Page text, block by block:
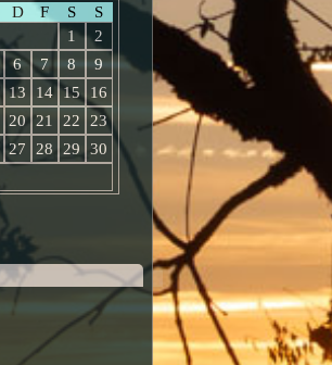
D F S
S
1
2
6 7 8
9
13 14 15
16
20 21 22
23
27 28 29
30